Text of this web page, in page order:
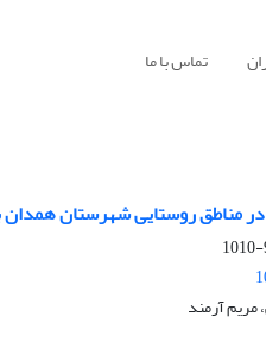
تماس با ما
مناطق روستایی شهرستان همدان
مریم آرمند